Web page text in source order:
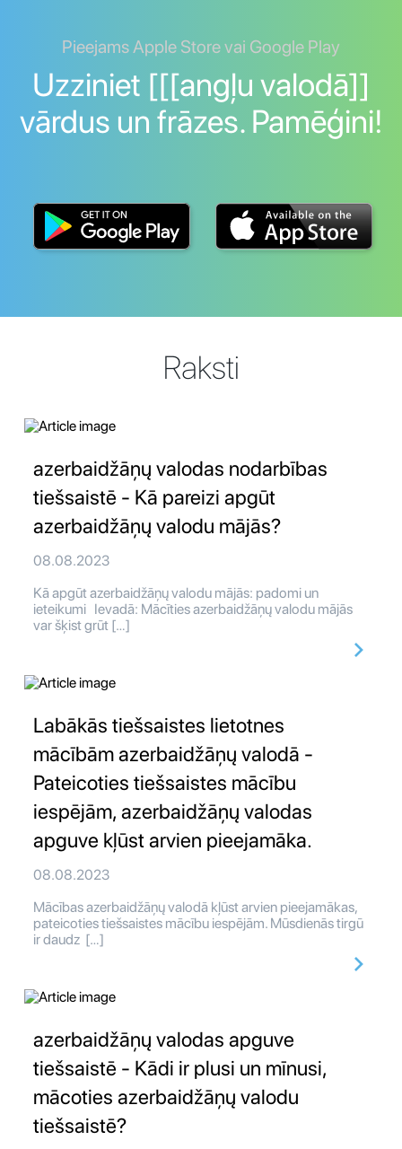
Pieejams Apple Store vai Google Play
Uzziniet [[[angļu valodā]]
vārdus un frāzes. Pamēģini!
Raksti
azerbaidžāņų valodas nodarbības
tiešsaistē - Kā pareizi apgūt
azerbaidžāņų valodu mājās?
08.08.2023
Kā apgūt azerbaidžāņų valodu mājās: padomi un
ieteikumi Ievadā: Mācīties azerbaidžāņų valodu mājās
var šķist grūt […]
Labākās tiešsaistes lietotnes
mācībām azerbaidžāņų valodā -
Pateicoties tiešsaistes mācību
iespējām, azerbaidžāņų valodas
apguve kļūst arvien pieejamāka.
08.08.2023
Mācības azerbaidžāņų valodā kļūst arvien pieejamākas,
pateicoties tiešsaistes mācību iespējām. Mūsdienās tirgū
ir daudz […]
azerbaidžāņų valodas apguve
tiešsaistē - Kādi ir plusi un mīnusi,
mācoties azerbaidžāņų valodu
tiešsaistē?